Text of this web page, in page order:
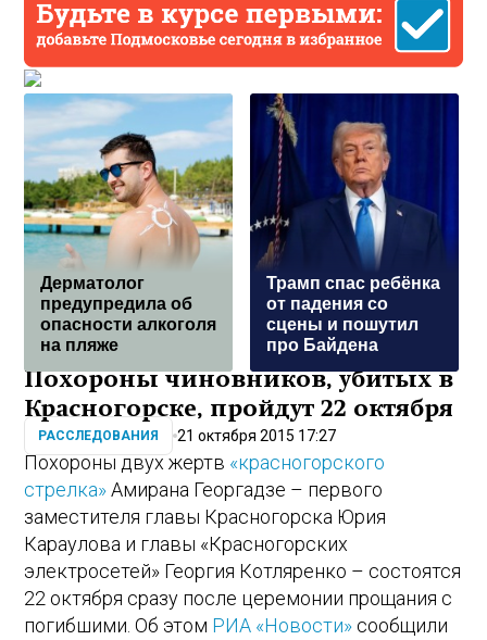
Дерматолог
предупредила об
опасности алкоголя
на пляже
Трамп спас ребёнка
от падения со
сцены и пошутил
про Байдена
Похороны чиновников, убитых в
Красногорске, пройдут 22 октября
РАССЛЕДОВАНИЯ 21 октября 2015 17:27
Похороны двух жертв «красногорского
стрелка»Амирана Георгадзе – первого
заместителя главы Красногорска Юрия
Караулова и главы «Красногорских
электросетей» Георгия Котляренко – состоятся
22 октября сразу после церемонии прощания с
погибшими. Об этом РИА «Новости» сообщили